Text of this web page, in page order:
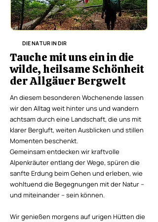
DIE NATUR IN DIR
Tauche mit uns ein in die
wilde, heilsame Schönheit
der Allgäuer Bergwelt
An diesem besonderen Wochenende lassen
wir den Alltag weit hinter uns und wandern
achtsam durch eine Landschaft, die uns mit
klarer Bergluft, weiten Ausblicken und stillen
Momenten beschenkt.
Gemeinsam entdecken wir kraftvolle
Alpenkräuter entlang der Wege, spüren die
sanfte Erdung beim Gehen und erleben, wie
wohltuend die Begegnungen mit der Natur –
und miteinander – sein können.​
Wir genießen morgens auf urigen Hütten die